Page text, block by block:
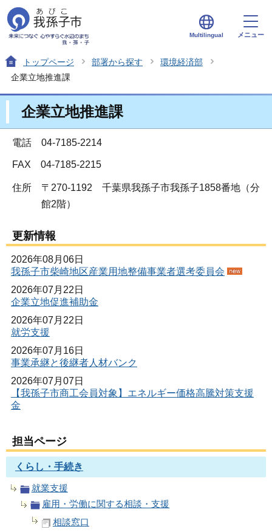
Multilingual メニュー
トップページ 部署から探す
環境経済部
企業立地推進課
企業立地推進課
電話 04-7185-2214
FAX 04-7185-2215
住所
〒270-1192 千葉県我孫子市我孫子1858番地（分
館2階）
更新情報
2026年08月06日
我孫子市柴崎地区産業用地整備事業者選考委員会
2026年07月22日
企業立地促進補助金
2026年07月22日
就労支援
2026年07月16日
事業承継と後継者人材バンク
2026年07月07日
【我孫子市商工会員対象】エネルギー価格高騰対策支援
金
担当ページ
くらし・手続き
就業支援
雇用・労働に関する相談・支援
相談窓口